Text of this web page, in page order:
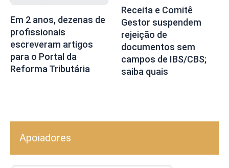
Em 2 anos, dezenas de
profissionais
escreveram artigos
para o Portal da
Reforma Tributária
Receita e Comitê
Gestor suspendem
rejeição de
documentos sem
campos de IBS/CBS;
saiba quais
Apoiadores